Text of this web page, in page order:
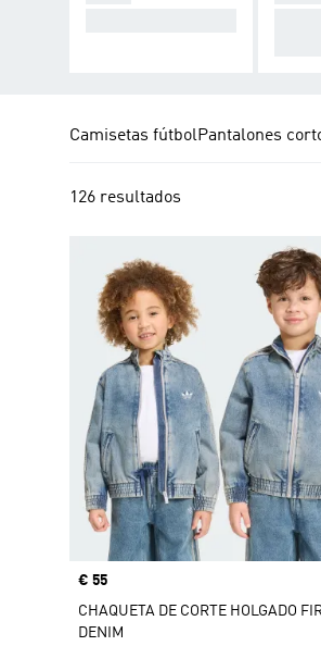
Camisetas fútbolPantalones
126 resultados
Precio
€ 55
CHAQUETA DE CORTE HOLGADO
DENIM